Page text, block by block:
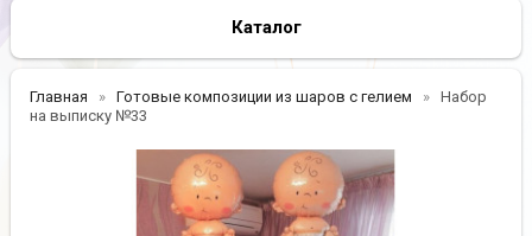
Каталог
Главная Готовые композиции из шаров с гелием
Набор
на выписку №33